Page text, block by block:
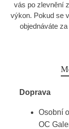
vás po zlevnění
výkon. Pokud se
objednáváte
Doprava
Osobní
OC